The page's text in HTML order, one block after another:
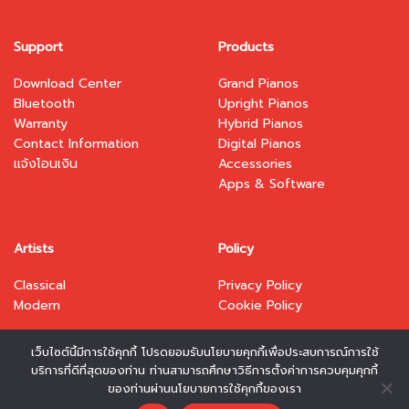
Support
Download Center
Bluetooth
Warranty
Contact Information
แจ้งโอนเงิน
Products
Grand Pianos
Upright Pianos
Hybrid Pianos
Digital Pianos
Accessories
Apps & Software
Artists
Classical
Modern
Policy
Privacy Policy
Cookie Policy
Copyright 2026 © www.kawai.co.th. Designed and
เว็บไซต์นี้มีการใช้คุกกี้ โปรดยอมรับนโยบายคุกกี้เพื่อประสบการณ์การใช้
บริการที่ดีที่สุดของท่าน ท่านสามารถศึกษาวิธีการตั้งค่าการควบคุมคุกกี้
ของท่านผ่านนโยบายการใช้คุกกี้ของเรา